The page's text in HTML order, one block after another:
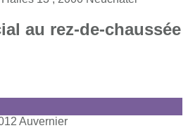
au rez-de-chaussée
Auvernier